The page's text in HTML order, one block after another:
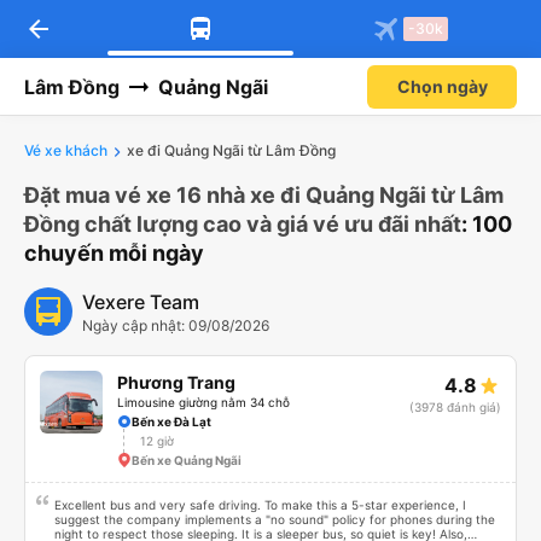
arrow_back -30k
Lâm Đồng Quảng Ngãi Chọn ngày
Vé xe khách xe đi Quảng Ngãi từ Lâm Đồng
Đặt mua vé xe 16 nhà xe đi Quảng Ngãi từ Lâm
Đồng chất lượng cao và giá vé ưu đãi nhất: 100
chuyến mỗi ngày
Vexere Team
Ngày cập nhật: 09/08/2026
Phương Trang
Limousine giường nằm 34 chỗ
4.8
(3978 đánh giá)
Bến xe Đà Lạt
12 giờ
Bến xe Quảng Ngãi
Excellent bus and very safe driving. To make this a 5-star experience, I
suggest the company implements a "no sound" policy for phones during the
night to respect those sleeping. It is a sleeper bus, so quiet is key! Also,